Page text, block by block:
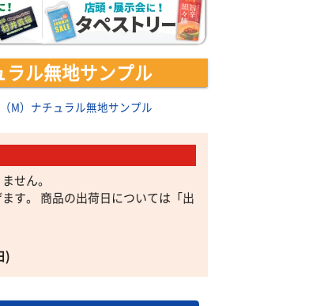
ル無地サンプル
M）ナチュラル無地サンプル
せん。
す。 商品の出荷日については「出
)